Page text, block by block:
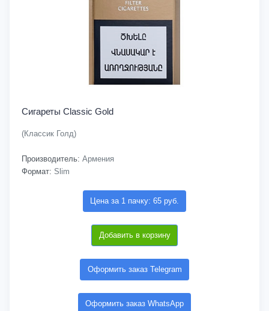
Сигареты Classic Gold
(Классик Голд)
Производитель: Армения
Формат: Slim
Цена за 1 пачку: 65 руб.
Добавить в корзину
Оформить заказ Telegram
Оформить заказ WhatsApp